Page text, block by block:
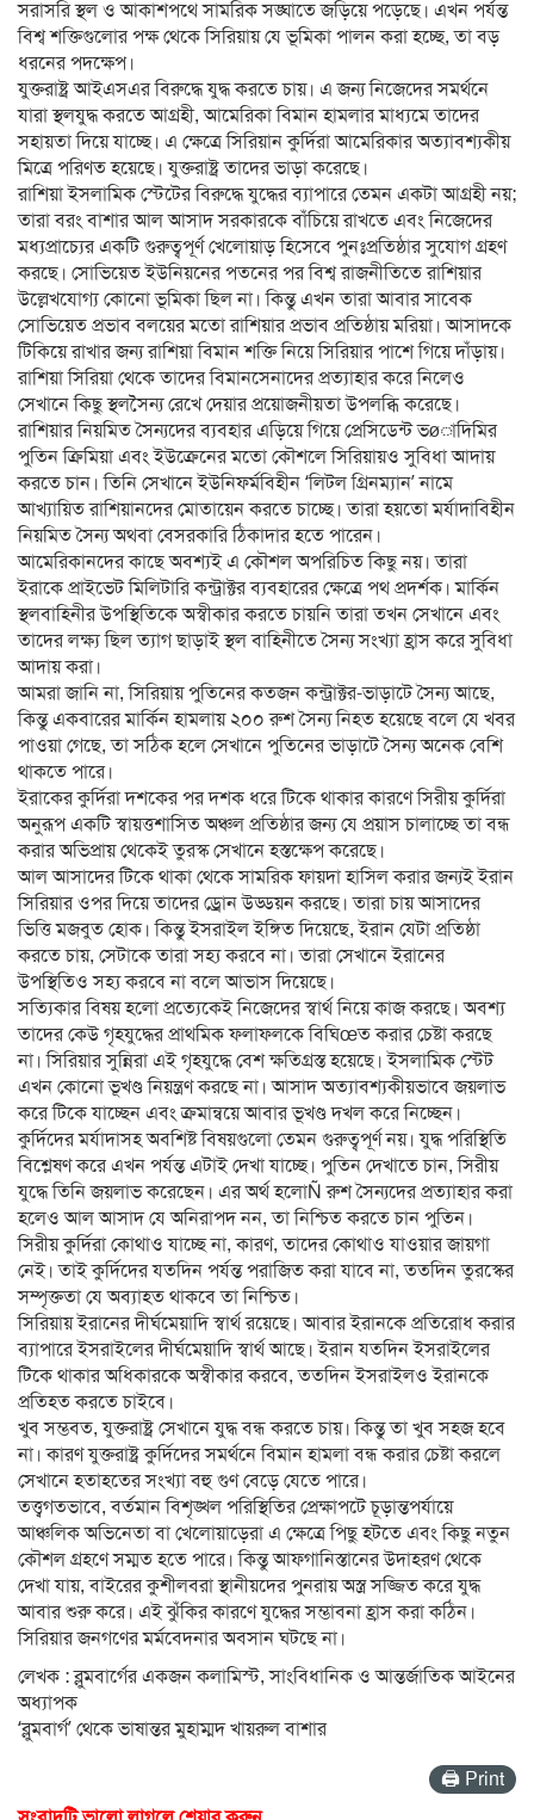
সরাসরি স্থল ও আকাশপথে সামরিক সঙ্ঘাতে জড়িয়ে পড়েছে। এখন পর্যন্ত
বিশ্ব শক্তিগুলোর পক্ষ থেকে সিরিয়ায় যে ভূমিকা পালন করা হচ্ছে, তা বড়
ধরনের পদক্ষেপ।
যুক্তরাষ্ট্র আইএসএর বিরুদ্ধে যুদ্ধ করতে চায়। এ জন্য নিজেদের সমর্থনে
যারা স্থলযুদ্ধ করতে আগ্রহী, আমেরিকা বিমান হামলার মাধ্যমে তাদের
সহায়তা দিয়ে যাচ্ছে। এ ক্ষেত্রে সিরিয়ান কুর্দিরা আমেরিকার অত্যাবশ্যকীয়
মিত্রে পরিণত হয়েছে। যুক্তরাষ্ট্র তাদের ভাড়া করেছে।
রাশিয়া ইসলামিক স্টেটের বিরুদ্ধে যুদ্ধের ব্যাপারে তেমন একটা আগ্রহী নয়;
তারা বরং বাশার আল আসাদ সরকারকে বাঁচিয়ে রাখতে এবং নিজেদের
মধ্যপ্রাচ্যের একটি গুরুত্বপূর্ণ খেলোয়াড় হিসেবে পুনঃপ্রতিষ্ঠার সুযোগ গ্রহণ
করছে। সোভিয়েত ইউনিয়নের পতনের পর বিশ্ব রাজনীতিতে রাশিয়ার
উল্লেখযোগ্য কোনো ভূমিকা ছিল না। কিন্তু এখন তারা আবার সাবেক
সোভিয়েত প্রভাব বলয়ের মতো রাশিয়ার প্রভাব প্রতিষ্ঠায় মরিয়া। আসাদকে
টিকিয়ে রাখার জন্য রাশিয়া বিমান শক্তি নিয়ে সিরিয়ার পাশে গিয়ে দাঁড়ায়।
রাশিয়া সিরিয়া থেকে তাদের বিমানসেনাদের প্রত্যাহার করে নিলেও
সেখানে কিছু স্থলসৈন্য রেখে দেয়ার প্রয়োজনীয়তা উপলব্ধি করেছে।
রাশিয়ার নিয়মিত সৈন্যদের ব্যবহার এড়িয়ে গিয়ে প্রেসিডেন্ট ভøাদিমির
পুতিন ক্রিমিয়া এবং ইউক্রেনের মতো কৌশলে সিরিয়ায়ও সুবিধা আদায়
করতে চান। তিনি সেখানে ইউনিফর্মবিহীন ‘লিটল গ্রিনম্যান’ নামে
আখ্যায়িত রাশিয়ানদের মোতায়েন করতে চাচ্ছে। তারা হয়তো মর্যাদাবিহীন
নিয়মিত সৈন্য অথবা বেসরকারি ঠিকাদার হতে পারেন।
আমেরিকানদের কাছে অবশ্যই এ কৌশল অপরিচিত কিছু নয়। তারা
ইরাকে প্রাইভেট মিলিটারি কন্ট্রাক্টর ব্যবহারের ক্ষেত্রে পথ প্রদর্শক। মার্কিন
স্থলবাহিনীর উপস্থিতিকে অস্বীকার করতে চায়নি তারা তখন সেখানে এবং
তাদের লক্ষ্য ছিল ত্যাগ ছাড়াই স্থল বাহিনীতে সৈন্য সংখ্যা হ্রাস করে সুবিধা
আদায় করা।
আমরা জানি না, সিরিয়ায় পুতিনের কতজন কন্ট্রাক্টর-ভাড়াটে সৈন্য আছে,
কিন্তু একবারের মার্কিন হামলায় ২০০ রুশ সৈন্য নিহত হয়েছে বলে যে খবর
পাওয়া গেছে, তা সঠিক হলে সেখানে পুতিনের ভাড়াটে সৈন্য অনেক বেশি
থাকতে পারে।
ইরাকের কুর্দিরা দশকের পর দশক ধরে টিকে থাকার কারণে সিরীয় কুর্দিরা
অনুরূপ একটি স্বায়ত্তশাসিত অঞ্চল প্রতিষ্ঠার জন্য যে প্রয়াস চালাচ্ছে তা বন্ধ
করার অভিপ্রায় থেকেই তুরস্ক সেখানে হস্তক্ষেপ করেছে।
আল আসাদের টিকে থাকা থেকে সামরিক ফায়দা হাসিল করার জন্যই ইরান
সিরিয়ার ওপর দিয়ে তাদের ড্রোন উড্ডয়ন করছে। তারা চায় আসাদের
ভিত্তি মজবুত হোক। কিন্তু ইসরাইল ইঙ্গিত দিয়েছে, ইরান যেটা প্রতিষ্ঠা
করতে চায়, সেটাকে তারা সহ্য করবে না। তারা সেখানে ইরানের
উপস্থিতিও সহ্য করবে না বলে আভাস দিয়েছে।
সত্যিকার বিষয় হলো প্রত্যেকেই নিজেদের স্বার্থ নিয়ে কাজ করছে। অবশ্য
তাদের কেউ গৃহযুদ্ধের প্রাথমিক ফলাফলকে বিঘিœত করার চেষ্টা করছে
না। সিরিয়ার সুন্নিরা এই গৃহযুদ্ধে বেশ ক্ষতিগ্রস্ত হয়েছে। ইসলামিক স্টেট
এখন কোনো ভূখণ্ড নিয়ন্ত্রণ করছে না। আসাদ অত্যাবশ্যকীয়ভাবে জয়লাভ
করে টিকে যাচ্ছেন এবং ক্রমান্বয়ে আবার ভূখণ্ড দখল করে নিচ্ছেন।
কুর্দিদের মর্যাদাসহ অবশিষ্ট বিষয়গুলো তেমন গুরুত্বপূর্ণ নয়। যুদ্ধ পরিস্থিতি
বিশ্লেষণ করে এখন পর্যন্ত এটাই দেখা যাচ্ছে। পুতিন দেখাতে চান, সিরীয়
যুদ্ধে তিনি জয়লাভ করেছেন। এর অর্থ হলোÑ রুশ সৈন্যদের প্রত্যাহার করা
হলেও আল আসাদ যে অনিরাপদ নন, তা নিশ্চিত করতে চান পুতিন।
সিরীয় কুর্দিরা কোথাও যাচ্ছে না, কারণ, তাদের কোথাও যাওয়ার জায়গা
নেই। তাই কুর্দিদের যতদিন পর্যন্ত পরাজিত করা যাবে না, ততদিন তুরস্কের
সম্পৃক্ততা যে অব্যাহত থাকবে তা নিশ্চিত।
সিরিয়ায় ইরানের দীর্ঘমেয়াদি স্বার্থ রয়েছে। আবার ইরানকে প্রতিরোধ করার
ব্যাপারে ইসরাইলের দীর্ঘমেয়াদি স্বার্থ আছে। ইরান যতদিন ইসরাইলের
টিকে থাকার অধিকারকে অস্বীকার করবে, ততদিন ইসরাইলও ইরানকে
প্রতিহত করতে চাইবে।
খুব সম্ভবত, যুক্তরাষ্ট্র সেখানে যুদ্ধ বন্ধ করতে চায়। কিন্তু তা খুব সহজ হবে
না। কারণ যুক্তরাষ্ট্র কুর্দিদের সমর্থনে বিমান হামলা বন্ধ করার চেষ্টা করলে
সেখানে হতাহতের সংখ্যা বহু গুণ বেড়ে যেতে পারে।
তত্ত্বগতভাবে, বর্তমান বিশৃঙ্খল পরিস্থিতির প্রেক্ষাপটে চূড়ান্তপর্যায়ে
আঞ্চলিক অভিনেতা বা খেলোয়াড়েরা এ ক্ষেত্রে পিছু হটতে এবং কিছু নতুন
কৌশল গ্রহণে সম্মত হতে পারে। কিন্তু আফগানিস্তানের উদাহরণ থেকে
দেখা যায়, বাইরের কুশীলবরা স্থানীয়দের পুনরায় অস্ত্র সজ্জিত করে যুদ্ধ
আবার শুরু করে। এই ঝুঁকির কারণে যুদ্ধের সম্ভাবনা হ্রাস করা কঠিন।
সিরিয়ার জনগণের মর্মবেদনার অবসান ঘটছে না।
লেখক : ব্লুমবার্গের একজন কলামিস্ট, সাংবিধানিক ও আন্তর্জাতিক আইনের
অধ্যাপক
‘ব্লুমবার্গ’ থেকে ভাষান্তর মুহাম্মদ খায়রুল বাশার
🖨 Print